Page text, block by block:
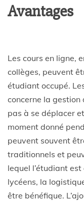
Avantages
Les cours en ligne,
collèges, peuvent
étudiant occupé.
concerne la gestion
pas à se déplacer
moment donné
peuvent souvent
traditionnels et
lequel l’étudiant est
lycéens, la
être bénéfique.